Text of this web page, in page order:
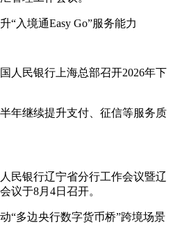
“入境通Easy Go”服务能力
人民银行上海总部召开2026年下
年继续提升支付、征信等服务质
民银行辽宁省分行工作会议暨辽
议于8月4日召开。
“多边央行数字货币桥”跨境场景